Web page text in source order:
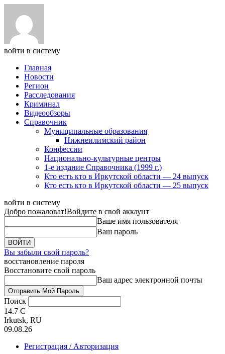
войти в систему
Главная
Новости
Регион
Расследования
Криминал
Видеообзоры
Справочник
Муниципальные образования
Нижнеилимский район
Конфессии
Национально-культурные центры
1-е издание Справочника (1999 г.)
Кто есть кто в Иркутской области — 24 выпуск
Кто есть кто в Иркутской области — 25 выпуск
войти в систему
Добро пожаловат!Войдите в свой аккаунт
Ваше имя пользователя
Ваш пароль
Вы забыли свой пароль?
восстановление пароля
Восстановите свой пароль
Ваш адрес электронной почты
Поиск
14.7 C
Irkutsk, RU
09.08.26
Регистрация / Авторизация